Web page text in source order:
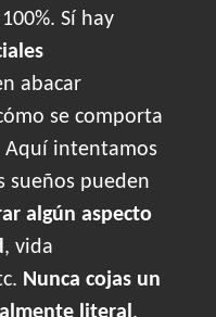
Sí hay
abacar
se comporta
Aquí intentamos
sueños pueden
algún aspecto
, vida
Nunca cojas un